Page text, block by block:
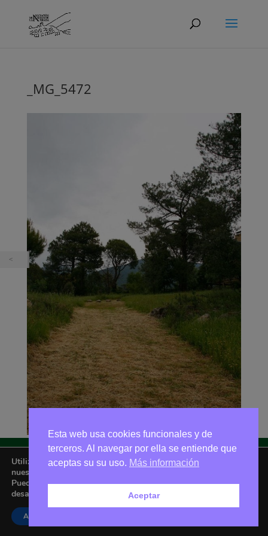
_MG_5472
Utilizamos cookies para ofrecerte la mejor experiencia en
nuestra web.
Puedes aprender más sobre qué cookies utilizamos o
desactivarlas en los
Aceptar
Esta web usa cookies funcionales y de
terceros. Al navegar por ella se entiende que
aceptas su su uso. Más información
Aceptar